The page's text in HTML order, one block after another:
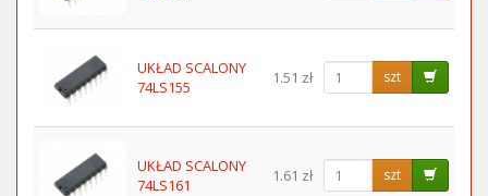
UKŁAD SCALONY
74LS155
1.51 zł szt
UKŁAD SCALONY
74LS161
1.61 zł szt